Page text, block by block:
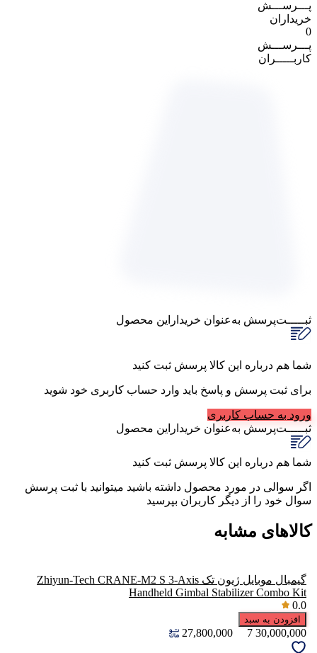
پـــرســـش
خریداران
0
پـــرســـش
کاربـــــران
ثبـــــت‌پرسش به‌عنوان ‌خریدار‌این‌ محصول
شما هم درباره این کالا پرسش ثبت کنید
برای ثبت پرسش و پاسخ باید وارد حساب کاربری خود شوید
ورود به حساب کاربری
ثبـــــت‌پرسش به‌عنوان ‌خریدار‌این‌ محصول
شما هم درباره این کالا پرسش ثبت کنید
اگر سوالی در مورد محصول داشته باشید میتوانید با ثبت پرسش
سوال خود را از دیگر کاربران بپرسید
کالاهای مشابه
گیمبال موبایل ژیون تک Zhiyun-Tech CRANE-M2 S 3-Axis
Handheld Gimbal Stabilizer Combo Kit
0.0
افزودن به سبد
30,000,000
7
27,800,000